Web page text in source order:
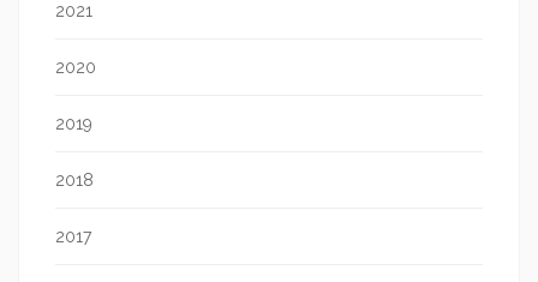
2021
2020
2019
2018
2017